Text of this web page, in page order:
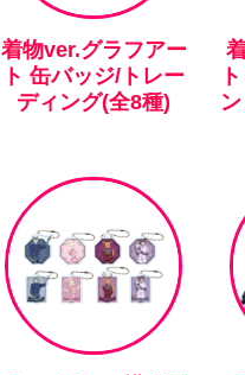
着物ver.グラフアー
ト 缶バッジ/トレー
ディング(全8種)